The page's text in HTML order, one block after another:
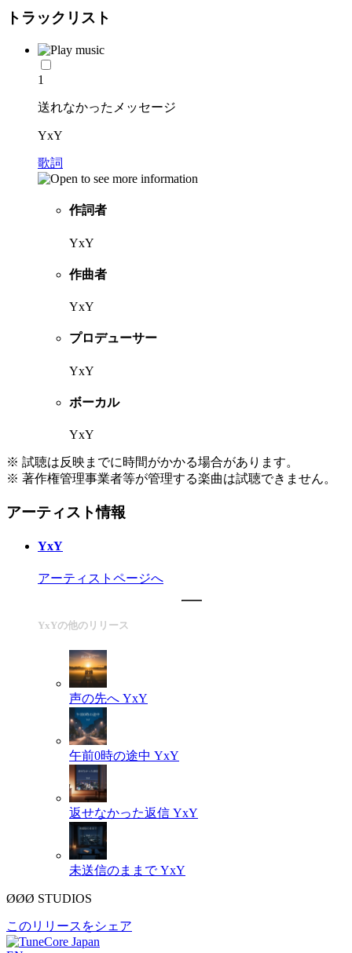
トラックリスト
1
送れなかったメッセージ
YxY
歌詞
作詞者
YxY
作曲者
YxY
プロデューサー
YxY
ボーカル
YxY
※ 試聴は反映までに時間がかかる場合があります。
※ 著作権管理事業者等が管理する楽曲は試聴できません。
アーティスト情報
YxY
アーティストページへ
YxYの他のリリース
声の先へ YxY
午前0時の途中 YxY
返せなかった返信 YxY
未送信のままで YxY
ØØØ STUDIOS
このリリースをシェア